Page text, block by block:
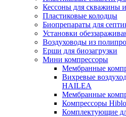
Кессоны для скважины
Пластиковые колодцы
Биопрепараты для
Установки
Воздуховоды из
Ерши для биозагрузки
Мини компрессоры
Мембранные
Вихревые
HAILEA
Мембранные
Компрессоры
Комплектующие